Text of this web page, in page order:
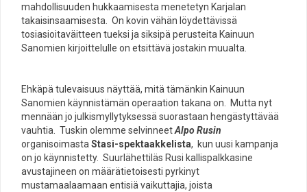
mahdollisuuden hukkaamisesta menetetyn Karjalan
takaisinsaamisesta. On kovin vähän löydettävissä
tosiasioitaväitteen tueksi ja siksipä perusteita Kainuun
Sanomien kirjoittelulle on etsittävä jostakin muualta.
Ehkäpä tulevaisuus näyttää, mitä tämänkin Kainuun
Sanomien käynnistämän operaation takana on. Mutta nyt
mennään jo julkismyllytyksessä suorastaan hengästyttävää
vauhtia. Tuskin olemme selvinneetAlpo Rusin
organisoimasta Stasi-spektaakkelista, kun uusi kampanja
on jo käynnistetty. Suurlähettiläs Rusi kallispalkkasine
avustajineen on määrätietoisesti pyrkinyt
mustamaalaamaan entisiä vaikuttajia, joista